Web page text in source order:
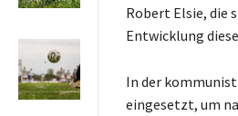
Robert Elsie, die
Entwicklung
In der
eingesetzt, um